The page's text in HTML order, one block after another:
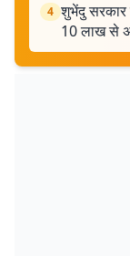
4 शुभेंदु सरकार
10 लाख से